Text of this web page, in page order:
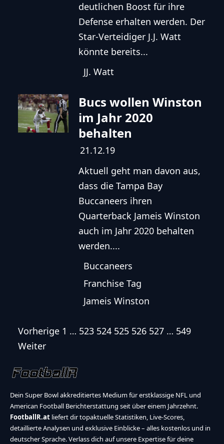
deutlichen Boost für ihre
Defense erhalten werden. Der
Star-Verteidiger J.J. Watt
könnte bereits...
JJ. Watt
Bucs wollen Winston
im Jahr 2020
behalten
21.12.19
Aktuell geht man davon aus,
dass die Tampa Bay
Buccaneers ihren
Quarterback Jameis Winston
auch im Jahr 2020 behalten
werden....
Buccaneers
Franchise Tag
Jameis Winston
Vorherige 1 … 523 524 525 526 527 … 549
Weiter
Dein Super Bowl akkreditiertes Medium für erstklassige NFL und
American Football Berichterstattung seit über einem Jahrzehnt.
FootballR.at liefert dir topaktuelle Statistiken, Live-Scores,
detaillierte Analysen und exklusive Einblicke – alles kostenlos und in
deutscher Sprache. Verlass dich auf unsere Expertise für deine